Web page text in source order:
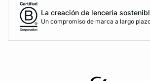
La creación de lencería
Un compromiso de marca a largo